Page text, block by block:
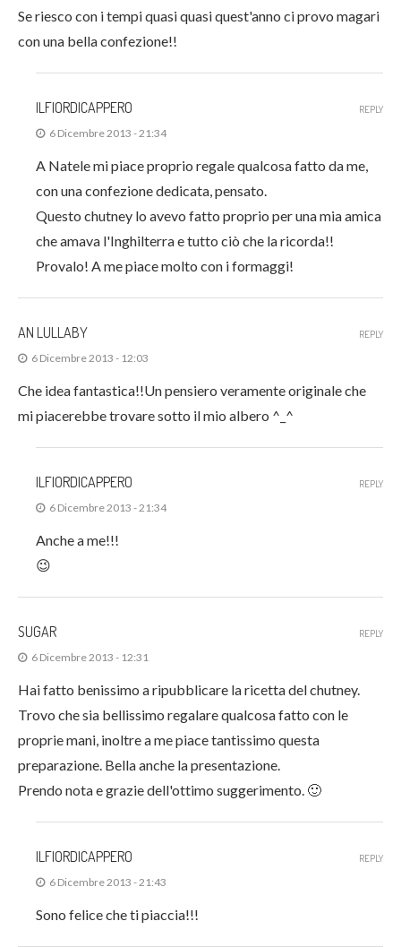
Se riesco con i tempi quasi quasi quest'anno ci provo magari
con una bella confezione!!
ILFIORDICAPPERO
6 Dicembre 2013 - 21:34
A Natele mi piace proprio regale qualcosa fatto da me,
con una confezione dedicata, pensato.
Questo chutney lo avevo fatto proprio per una mia amica
che amava l'Inghilterra e tutto ciò che la ricorda!!
Provalo! A me piace molto con i formaggi!
REPLY
AN LULLABY
6 Dicembre 2013 - 12:03
Che idea fantastica!!Un pensiero veramente originale che
mi piacerebbe trovare sotto il mio albero ^_^
REPLY
ILFIORDICAPPERO
6 Dicembre 2013 - 21:34
Anche a me!!!
😉
REPLY
SUGAR
6 Dicembre 2013 - 12:31
Hai fatto benissimo a ripubblicare la ricetta del chutney.
Trovo che sia bellissimo regalare qualcosa fatto con le
proprie mani, inoltre a me piace tantissimo questa
preparazione. Bella anche la presentazione.
Prendo nota e grazie dell'ottimo suggerimento. 🙂
REPLY
ILFIORDICAPPERO
6 Dicembre 2013 - 21:43
Sono felice che ti piaccia!!!
REPLY